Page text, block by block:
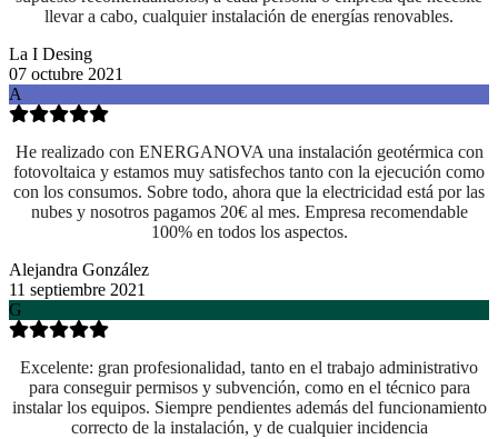
llevar a cabo, cualquier instalación de energías renovables.
La I Desing
07 octubre 2021
A
He realizado con ENERGANOVA una instalación geotérmica con
fotovoltaica y estamos muy satisfechos tanto con la ejecución como
con los consumos. Sobre todo, ahora que la electricidad está por las
nubes y nosotros pagamos 20€ al mes. Empresa recomendable
100% en todos los aspectos.
Alejandra González
11 septiembre 2021
G
Excelente: gran profesionalidad, tanto en el trabajo administrativo
para conseguir permisos y subvención, como en el técnico para
instalar los equipos. Siempre pendientes además del funcionamiento
correcto de la instalación, y de cualquier incidencia